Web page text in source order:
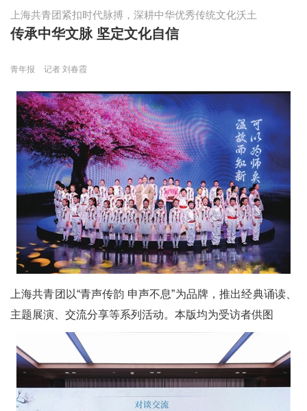
上海共青团紧扣时代脉搏，深耕中华优秀传统文化沃土
传承中华文脉 坚定文化自信
青年报 记者 刘春霞
上海共青团以“青声传韵 申声不息”为品牌，推出经典诵读、
主题展演、交流分享等系列活动。本版均为受访者供图